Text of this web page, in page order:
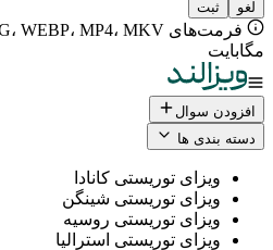
ها
توریستی کانادا
توریستی شینگن
توریستی روسیه
توریستی استرالیا